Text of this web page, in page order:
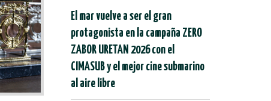
El mar vuelve a ser el gran
protagonista en la campaña ZERO
ZABOR URETAN 2026 con el
CIMASUB y el mejor cine submarino
al aire libre